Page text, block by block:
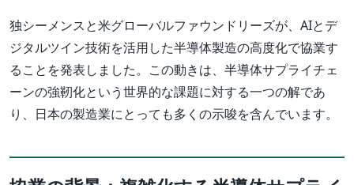
独シーメンスと米グローバルファウンドリーズが、AIとデ
ジタルツイン技術を活用した半導体製造の高度化で協業す
ることを発表しました。この動きは、半導体サプライチェ
ーンの強靭化という世界的な課題に対する一つの解であ
り、日本の製造業にとっても多くの示唆を含んでいます。